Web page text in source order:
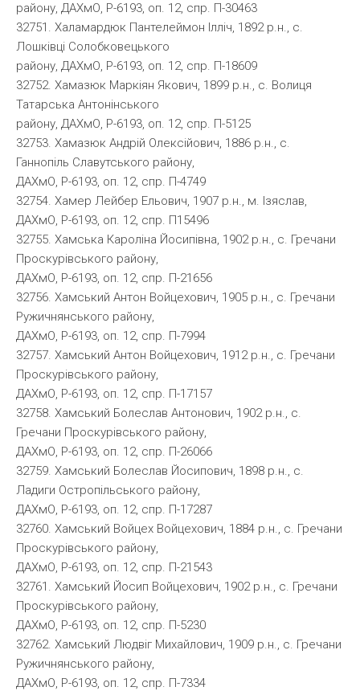
району, ДАХмО, Р-6193, оп. 12, спр. П-30463
32751. Халамардюк Пантелеймон Ілліч, 1892 р.н., с.
Лошківці Солобковецького
району, ДАХмО, Р-6193, оп. 12, спр. П-18609
32752. Хамазюк Маркіян Якович, 1899 р.н., с. Волиця
Татарська Антонінського
району, ДАХмО, Р-6193, оп. 12, спр. П-5125
32753. Хамазюк Андрій Олексійович, 1886 р.н., с.
Ганнопіль Славутського району,
ДАХмО, Р-6193, оп. 12, спр. П-4749
32754. Хамер Лейбер Ельович, 1907 р.н., м. Ізяслав,
ДАХмО, Р-6193, оп. 12, спр. П15496
32755. Хамська Кароліна Йосипівна, 1902 р.н., с. Гречани
Проскурівського району,
ДАХмО, Р-6193, оп. 12, спр. П-21656
32756. Хамський Антон Войцехович, 1905 р.н., с. Гречани
Ружичнянського району,
ДАХмО, Р-6193, оп. 12, спр. П-7994
32757. Хамський Антон Войцехович, 1912 р.н., с. Гречани
Проскурівського району,
ДАХмО, Р-6193, оп. 12, спр. П-17157
32758. Хамський Болеслав Антонович, 1902 р.н., с.
Гречани Проскурівського району,
ДАХмО, Р-6193, оп. 12, спр. П-26066
32759. Хамський Болеслав Йосипович, 1898 р.н., с.
Ладиги Остропільського району,
ДАХмО, Р-6193, оп. 12, спр. П-17287
32760. Хамський Войцех Войцехович, 1884 р.н., с. Гречани
Проскурівського району,
ДАХмО, Р-6193, оп. 12, спр. П-21543
32761. Хамський Йосип Войцехович, 1902 р.н., с. Гречани
Проскурівського району,
ДАХмО, Р-6193, оп. 12, спр. П-5230
32762. Хамський Людвіг Михайлович, 1909 р.н., с. Гречани
Ружичнянського району,
ДАХмО, Р-6193, оп. 12, спр. П-7334